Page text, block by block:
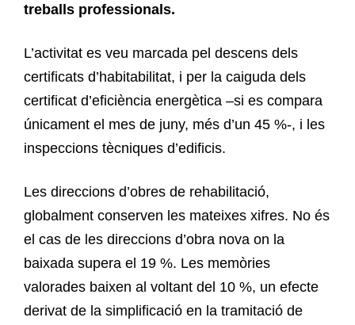
treballs professionals.
L’activitat es veu marcada pel descens dels
certificats d’habitabilitat, i per la caiguda dels
certificat d’eficiència energètica –si es compara
únicament el mes de juny, més d’un 45 %-, i les
inspeccions tècniques d’edificis.
Les direccions d’obres de rehabilitació,
globalment conserven les mateixes xifres. No és
el cas de les direccions d’obra nova on la
baixada supera el 19 %. Les memòries
valorades baixen al voltant del 10 %, un efecte
derivat de la simplificació en la tramitació de